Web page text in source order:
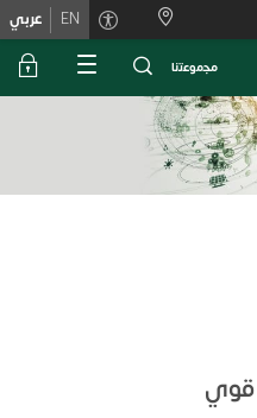
EN عربي
ﻣﺟﻣوﻋﺗﻧﺎ
قوي